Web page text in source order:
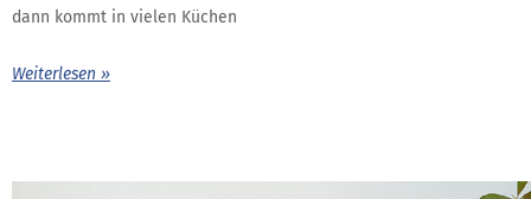
dann kommt in vielen Küchen
Weiterlesen »